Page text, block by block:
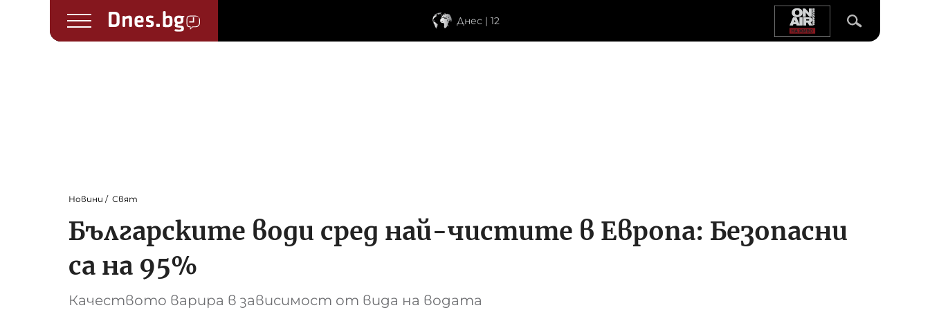
Днес | 12
Новини Свят
Българските води сред най-чистите в Европа: Безопасни
са на 95%
Качеството варира в зависимост от вида на водата